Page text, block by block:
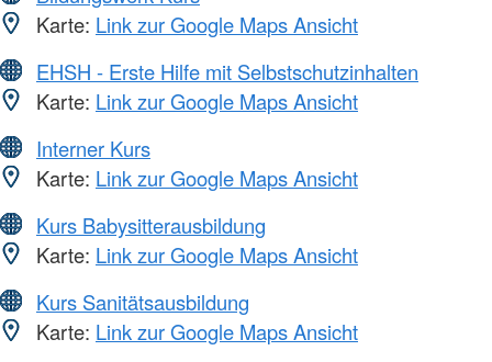
Karte: Link zur Google Maps Ansicht
EHSH - Erste Hilfe mit Selbstschutzinhalten
Karte: Link zur Google Maps Ansicht
Interner Kurs
Karte: Link zur Google Maps Ansicht
Kurs Babysitterausbildung
Karte: Link zur Google Maps Ansicht
Kurs Sanitätsausbildung
Karte: Link zur Google Maps Ansicht